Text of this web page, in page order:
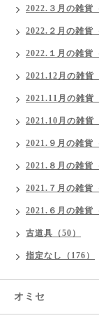
2022.３月の雑貨
2022.２月の雑貨
2022.１月の雑貨
2021.12月の雑貨
2021.11月の雑貨
2021.10月の雑貨
2021.９月の雑貨
2021.８月の雑貨
2021.７月の雑貨
2021.６月の雑貨
古道具（50）
指定なし（176）
オミセ